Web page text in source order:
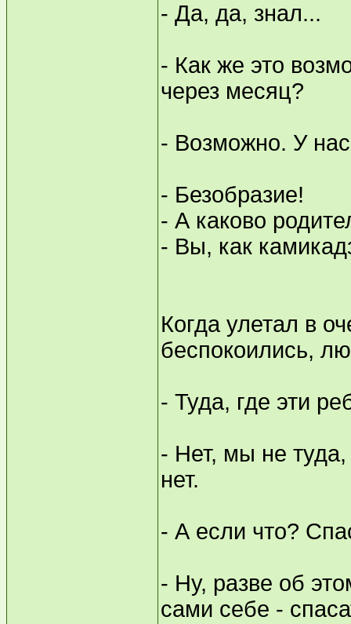
- Да, да, знал...
- Как же это
через месяц?
- Возможно. У
- Безобразие!
- А каково
- Вы, как
Когда улетал в
беспокоились,
- Туда, где эти
- Нет, мы не туда,
нет.
- А если что?
- Ну, разве об
сами себе -